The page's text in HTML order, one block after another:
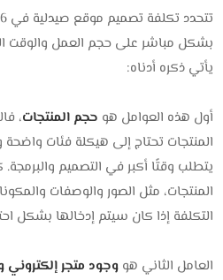
بشكل مباشر على حجم العمل والوقت
يأتي ذكره أدناه:
أول هذه العوامل هو حجم المنتجات،
المنتجات تحتاج إلى هيكلة فئات
يتطلب وقتًا أكبر في التصميم
المنتجات، مثل الصور والوصفات
التكلفة إذا كان سيتم إدخالها بشكل
العامل الثاني هووجود متجر